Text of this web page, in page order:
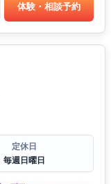
体験・相談予約
定休日
毎週日曜日